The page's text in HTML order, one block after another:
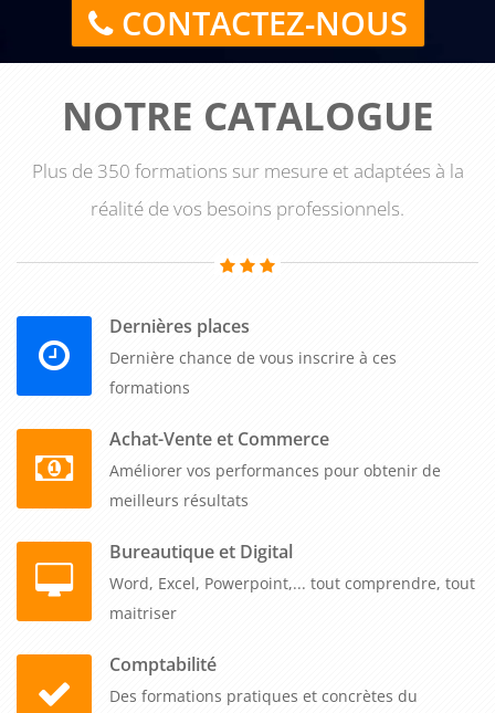
CONTACTEZ-NOUS
NOTRE CATALOGUE
Plus de 350 formations sur mesure et adaptées à la
réalité de vos besoins professionnels.
Dernières places
Dernière chance de vous inscrire à ces
formations
Achat-Vente et Commerce
Améliorer vos performances pour obtenir de
meilleurs résultats
Bureautique et Digital
Word, Excel, Powerpoint,... tout comprendre, tout
maitriser
Comptabilité
Des formations pratiques et concrètes du